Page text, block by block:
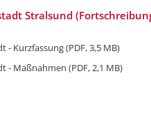
titel ???
Stralsund
Kurzfassung (PDF, 3,5 MB)
- Maßnahmen (PDF, 2,1 MB)